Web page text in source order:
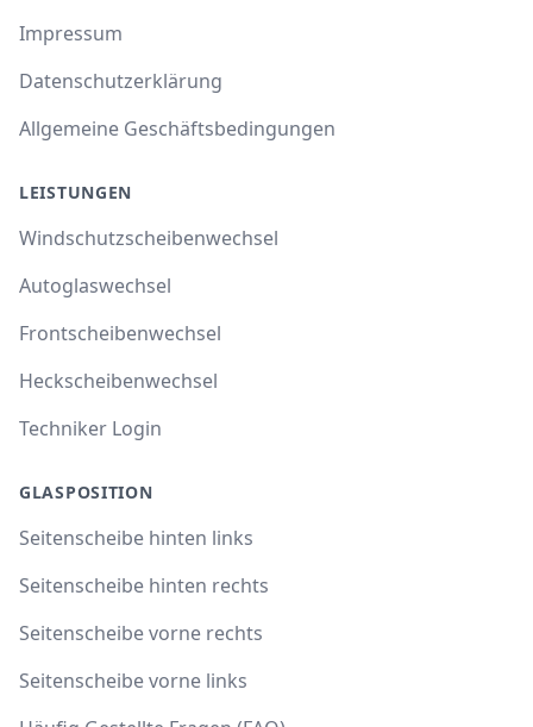
Impressum
Datenschutzerklärung
Allgemeine Geschäftsbedingungen
LEISTUNGEN
Windschutzscheibenwechsel
Autoglaswechsel
Frontscheibenwechsel
Heckscheibenwechsel
Techniker Login
GLASPOSITION
Seitenscheibe hinten links
Seitenscheibe hinten rechts
Seitenscheibe vorne rechts
Seitenscheibe vorne links